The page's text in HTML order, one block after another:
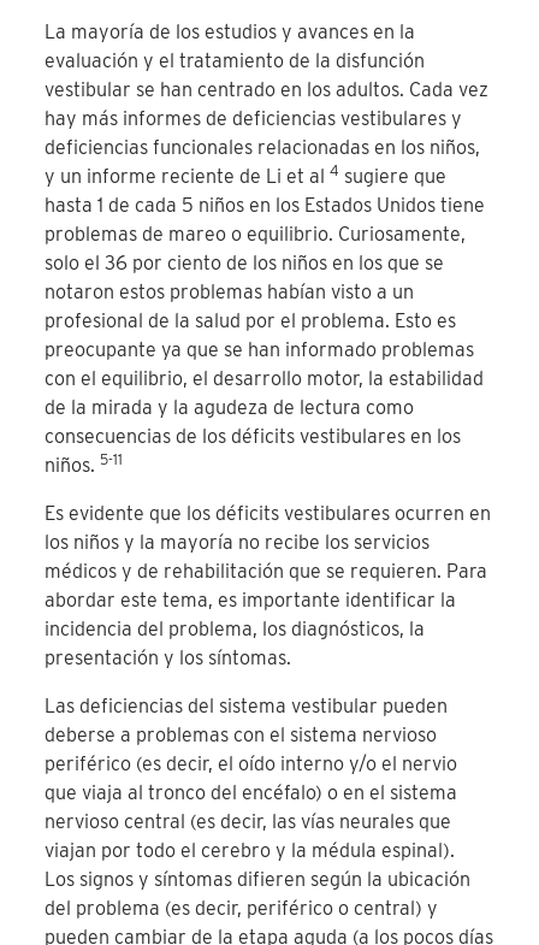
La mayoría de los estudios y avances en la
evaluación y el tratamiento de la disfunción
vestibular se han centrado en los adultos. Cada vez
hay más informes de deficiencias vestibulares y
deficiencias funcionales relacionadas en los niños,
y un informe reciente de Li et al4 sugiere que
hasta 1 de cada 5 niños en los Estados Unidos tiene
problemas de mareo o equilibrio. Curiosamente,
solo el 36 por ciento de los niños en los que se
notaron estos problemas habían visto a un
profesional de la salud por el problema. Esto es
preocupante ya que se han informado problemas
con el equilibrio, el desarrollo motor, la estabilidad
de la mirada y la agudeza de lectura como
consecuencias de los déficits vestibulares en los
niños. 5-11
Es evidente que los déficits vestibulares ocurren en
los niños y la mayoría no recibe los servicios
médicos y de rehabilitación que se requieren. Para
abordar este tema, es importante identificar la
incidencia del problema, los diagnósticos, la
presentación y los síntomas.
Las deficiencias del sistema vestibular pueden
deberse a problemas con el sistema nervioso
periférico (es decir, el oído interno y/o el nervio
que viaja al tronco del encéfalo) o en el sistema
nervioso central (es decir, las vías neurales que
viajan por todo el cerebro y la médula espinal).
Los signos y síntomas difieren según la ubicación
del problema (es decir, periférico o central) y
pueden cambiar de la etapa aguda (a los pocos días